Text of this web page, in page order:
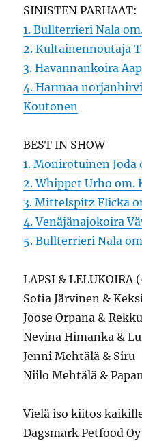
SINISTEN PARHAAT:
1. Bullterrieri Nala
2. Kultainennoutaja
3. Havannankoira
4. Harmaa
Koutonen
BEST IN SHOW
1. Monirotuinen Joda
2. Whippet Urho om.
3. Mittelspitz Flicka
4. Venäjänajokoira
5. Bullterrieri Nala
LAPSI & LELUKOIRA
Sofia Järvinen &
Joose Orpana & Rekku
Nevina Himanka &
Jenni Mehtälä & Siru
Niilo Mehtälä &
Vielä iso kiitos
Dagsmark Petfood